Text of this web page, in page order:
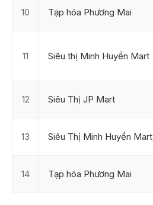
10 Tạp hóa Phương Mai
11 Siêu thị Minh Huyền Mart
12 Siêu Thị JP Mart
13 Siêu Thị Minh Huyền Mart
14 Tạp hóa Phương Mai